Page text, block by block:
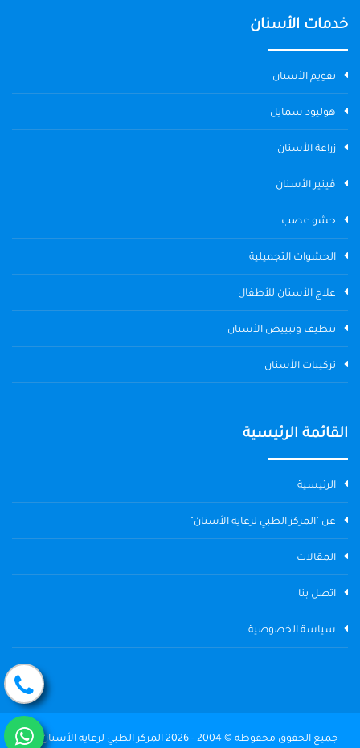
خدمات الأسنان
تقويم الأسنان
هوليود سمايل
زراعة الأسنان
ڤينير الأسنان
حشو عصب
الحشوات التجميلية
علاج الأسنان للأطفال
تنظيف وتبييض الأسنان
تركيبات الأسنان
القائمة الرئيسية
الرئيسية
عن "المركز الطبي لرعاية الأسنان"
المقالات
اتصل بنا
سياسة الخصوصية
جميع الحقوق محفوظة © 2004 - 2026 المركز الطبي لرعاية الأسنان The